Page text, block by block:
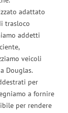
adattato
trasloco
addetti
veicoli
Douglas.
per
a fornire
per rendere